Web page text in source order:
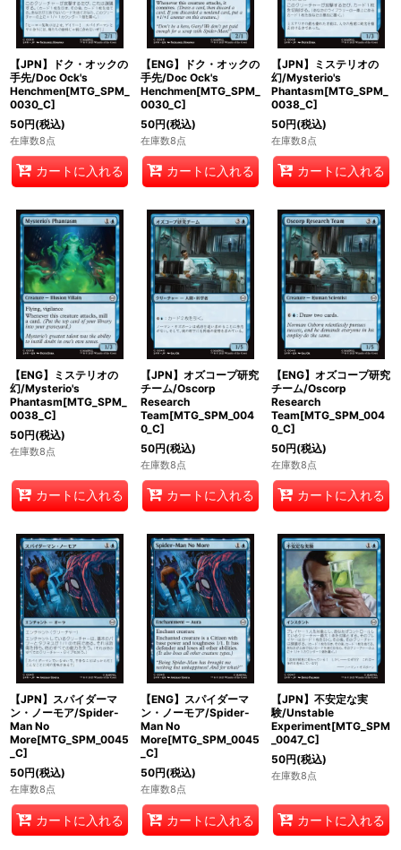
【JPN】ドク・オックの
手先/Doc Ock's
Henchmen[MTG_SPM_
0030_C]
50円(税込)
在庫数8点
カートに入れる
【ENG】ドク・オックの
手先/Doc Ock's
Henchmen[MTG_SPM_
0030_C]
50円(税込)
在庫数8点
カートに入れる
【JPN】ミステリオの
幻/Mysterio's
Phantasm[MTG_SPM_
0038_C]
50円(税込)
在庫数8点
カートに入れる
【ENG】ミステリオの
幻/Mysterio's
Phantasm[MTG_SPM_
0038_C]
50円(税込)
在庫数8点
カートに入れる
【JPN】オズコープ研究
チーム/Oscorp
Research
Team[MTG_SPM_004
0_C]
50円(税込)
在庫数8点
カートに入れる
【ENG】オズコープ研究
チーム/Oscorp
Research
Team[MTG_SPM_004
0_C]
50円(税込)
在庫数8点
カートに入れる
【JPN】スパイダーマ
ン・ノーモア/Spider-
Man No
More[MTG_SPM_0045
_C]
50円(税込)
在庫数8点
カートに入れる
【ENG】スパイダーマ
ン・ノーモア/Spider-
Man No
More[MTG_SPM_0045
_C]
50円(税込)
在庫数8点
カートに入れる
【JPN】不安定な実
験/Unstable
Experiment[MTG_SPM
_0047_C]
50円(税込)
在庫数8点
カートに入れる